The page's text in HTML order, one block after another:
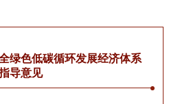
绿色低碳循环发展经济体系
导意见